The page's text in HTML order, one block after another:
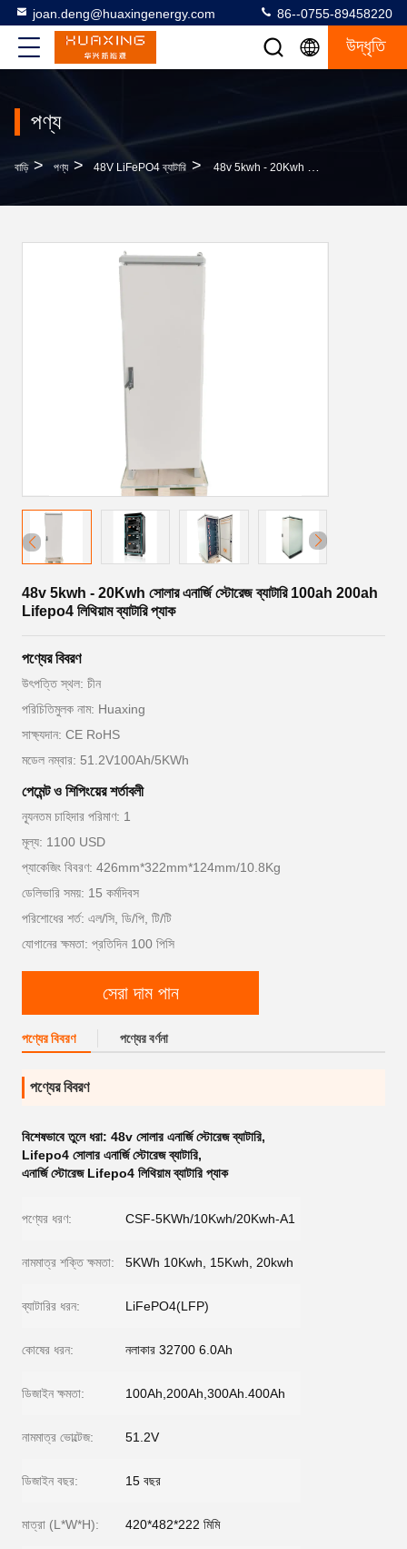
joan.deng@huaxingenergy.com 86--0755-89458220
উদ্ধৃতি
পণ্য
বাড়ি > পণ্য > 48V LiFePO4 ব্যাটারি > 48v 5kwh - 20Kwh সোলার এনার্জি স্টোরেজ ব্যাটারি 100ah 200ah Lifepo4 লিথিয়াম ব্যাটারি প্যাক
48v 5kwh - 20Kwh সোলার এনার্জি স্টোরেজ ব্যাটারি 100ah 200ah
Lifepo4 লিথিয়াম ব্যাটারি প্যাক
পণ্যের বিবরণ
উৎপত্তি স্থল: চীন
পরিচিতিমুলক নাম: Huaxing
সাক্ষ্যদান: CE RoHS
মডেল নম্বার: 51.2V100Ah/5KWh
পেমেন্ট ও শিপিংয়ের শর্তাবলী
ন্যূনতম চাহিদার পরিমাণ: 1
মূল্য: 1100 USD
প্যাকেজিং বিবরণ: 426mm*322mm*124mm/10.8Kg
ডেলিভারি সময়: 15 কর্মদিবস
পরিশোধের শর্ত: এল/সি, ডি/পি, টি/টি
যোগানের ক্ষমতা: প্রতিদিন 100 পিসি
সেরা দাম পান
পণ্যের বিবরণ পণ্যের বর্ণনা
পণ্যের বিবরণ
বিশেষভাবে তুলে ধরা: 48v সোলার এনার্জি স্টোরেজ ব্যাটারি,
Lifepo4 সোলার এনার্জি স্টোরেজ ব্যাটারি,
এনার্জি স্টোরেজ Lifepo4 লিথিয়াম ব্যাটারি প্যাক
পণ্যের ধরণ: CSF-5KWh/10Kwh/20Kwh-A1
নামমাত্র শক্তি ক্ষমতা: 5KWh 10Kwh, 15Kwh, 20kwh
ব্যাটারির ধরন: LiFePO4(LFP)
কোষের ধরন: নলাকার 32700 6.0Ah
ডিজাইন ক্ষমতা: 100Ah,200Ah,300Ah.400Ah
নামমাত্র ভোল্টেজ: 51.2V
ডিজাইন বছর: 15 বছর
মাত্রা (L*W*H): 420*482*222 মিমি